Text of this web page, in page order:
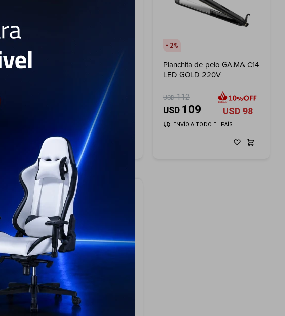
Planchita GAMA Elegance
USD
ENVÍO A TODO EL PAÍS
2
Planchita de pelo GA.MA C14
LED GOLD 220V
USD 112
USD 109 USD 98
ENVÍO A TODO EL PAÍS
Rizador X-Waves Keration
GA.MA